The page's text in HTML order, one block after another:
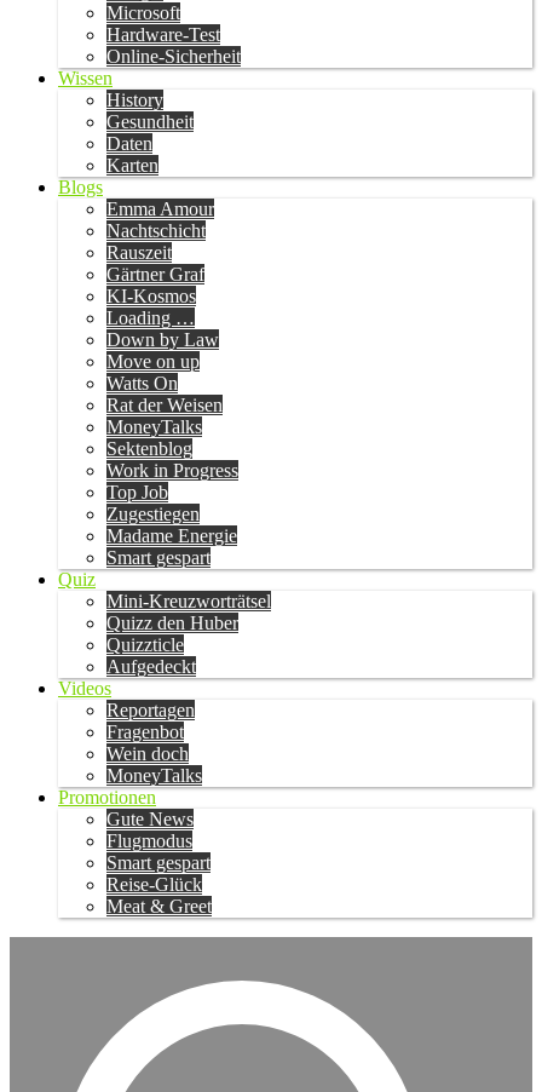
Microsoft
Hardware-Test
Online-Sicherheit
Wissen
History
Gesundheit
Daten
Karten
Blogs
Emma Amour
Nachtschicht
Rauszeit
Gärtner Graf
KI-Kosmos
Loading …
Down by Law
Move on up
Watts On
Rat der Weisen
MoneyTalks
Sektenblog
Work in Progress
Top Job
Zugestiegen
Madame Energie
Smart gespart
Quiz
Mini-Kreuzworträtsel
Quizz den Huber
Quizzticle
Aufgedeckt
Videos
Reportagen
Fragenbot
Wein doch
MoneyTalks
Promotionen
Gute News
Flugmodus
Smart gespart
Reise-Glück
Meat & Greet